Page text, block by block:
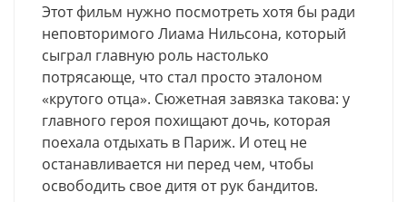
Этот фильм нужно посмотреть хотя бы ради
неповторимого Лиама Нильсона, который
сыграл главную роль настолько
потрясающе, что стал просто эталоном
«крутого отца». Сюжетная завязка такова: у
главного героя похищают дочь, которая
поехала отдыхать в Париж. И отец не
останавливается ни перед чем, чтобы
освободить свое дитя от рук бандитов.